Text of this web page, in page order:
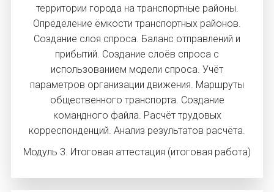
территории города на транспортные районы.
Определение ёмкости транспортных районов.
Создание слоя спроса. Баланс отправлений и
прибытий. Создание слоёв спроса с
использованием модели спроса. Учёт
параметров организации движения. Маршруты
общественного транспорта. Создание
командного файла. Расчёт трудовых
корреспонденций. Анализ результатов расчёта.
Модуль 3. Итоговая аттестация (итоговая работа)